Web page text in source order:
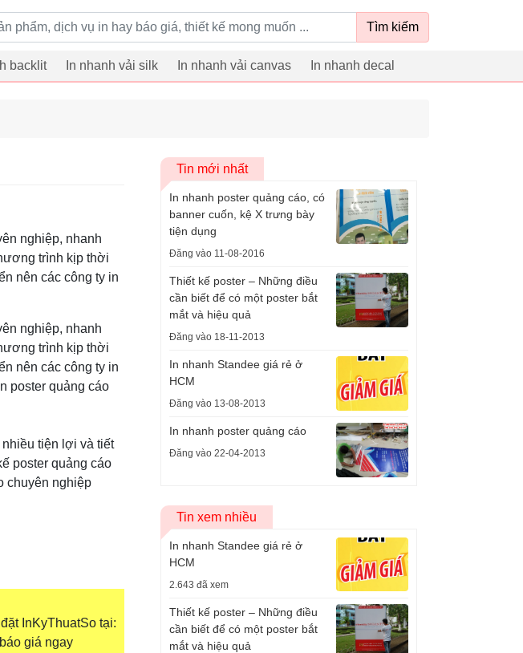
tìm kiếm Tìm kiếm
backlit In nhanh vải silk In nhanh vải canvas In nhanh decal
nghiệp, nhanh
trình kịp thời
nên các công ty in
nghiệp, nhanh
trình kịp thời
nên các công ty in
poster quảng cáo
nhiều tiện lợi và tiết
poster quảng cáo
chuyên nghiệp
InKyThuatSo tại:
giá ngay
Tin mới nhất
In nhanh poster quảng cáo, có
banner cuốn, kệ X trưng bày
tiện dụng
Đăng vào 11-08-2016
Thiết kế poster – Những điều
cần biết để có một poster bắt
mắt và hiệu quả
Đăng vào 18-11-2013
In nhanh Standee giá rẻ ở
HCM
Đăng vào 13-08-2013
In nhanh poster quảng cáo
Đăng vào 22-04-2013
Tin xem nhiều
In nhanh Standee giá rẻ ở
HCM
2.643 đã xem
Thiết kế poster – Những điều
cần biết để có một poster bắt
mắt và hiệu quả